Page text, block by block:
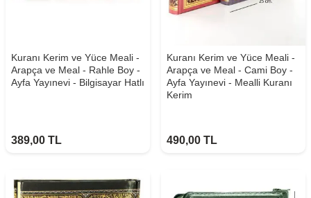
Kuranı Kerim ve Yüce Meali -
Arapça ve Meal - Rahle Boy -
Ayfa Yayınevi - Bilgisayar Hatlı
389,00 TL
Kuranı Kerim ve Yüce Meali -
Arapça ve Meal - Cami Boy -
Ayfa Yayınevi - Mealli Kuranı
Kerim
490,00 TL